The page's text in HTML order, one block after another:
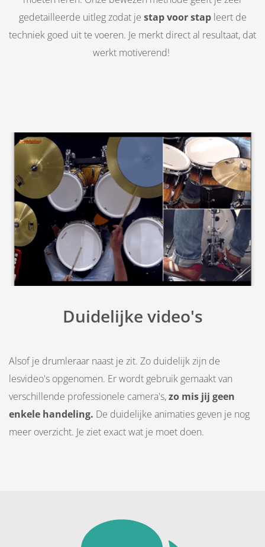
gedetailleerde uitleg zodat je stap voor stapleert de
techniek goed uit te voeren. Je merkt direct al resultaat, dat
werkt motiverend!
Duidelijke video's
Alsof je drumleraar naast je zit. Zo duidelijk zijn de
lesvideo's opgenomen. Er wordt gebruik gemaakt van
verschillende professionele camera's,zo mis jij geen
enkele handeling. De duidelijke animaties geven je nog
meer overzicht. Je ziet exact wat je moet doen.